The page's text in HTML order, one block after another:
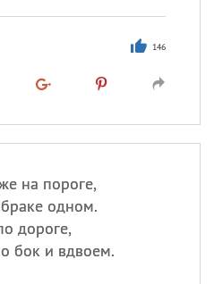
146
на пороге,
одном.
дороге,
бок и вдвоем.